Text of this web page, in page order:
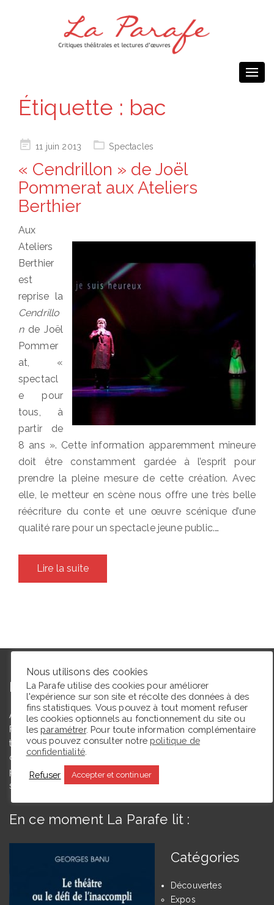
Étiquette : bac
Posted11 juin 2013 Spectacles
« Cendrillon » de Joël
Pommerat aux Ateliers
Berthier
Aux
Ateliers
Berthier
est
reprise la
Cendrillo
n de Joël
Pommer
at, «
spectacl
e pour
tous, à
partir de
8 ans ». Cette information apparemment mineure
doit être constamment gardée à l’esprit pour
prendre la pleine mesure de cette création. Avec
elle, le metteur en scène nous offre une très belle
réécriture du conte et une œuvre scénique d’une
qualité rare pour un spectacle jeune public.…
Lire la suite
L’autrice
Agrégée de lettres modernes et docteure en études théâtrales,
Floriane Toussaint est maîtresse de conférences en études
théâtrales à l’Université de Caen Normandie et membre du
comité du Syndicat de la critique. Ce blog, créé en 2009, a
pour but de partager des expériences de lectrice et de
spectatrice.
En ce moment La Parafe lit :
Catégories
Découvertes
Expos
Nous utilisons des cookies
La Parafe utilise des cookies pour améliorer
l'expérience sur son site et récolte des données à des
fins statistiques. Vous pouvez à tout moment refuser
les cookies optionnels au fonctionnement du site ou
les paramétrer. Pour toute information complémentaire
vous pouvez consulter notre politique de
confidentialité.
Refuser Accepter et continuer